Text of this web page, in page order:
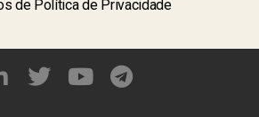
de Política de Privacidade